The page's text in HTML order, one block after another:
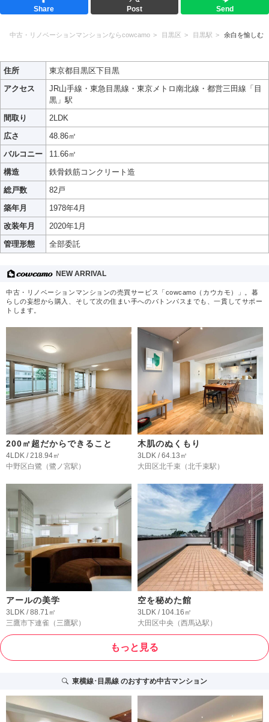
Share Post Send
中古・リノベーションマンションならcowcamo 目黒区 目黒駅 余白を愉しむ
住所
東京都目黒区下目黒
アクセス
JR山手線・東急目黒線・東京メトロ南北線・都営三田線「目
黒」駅
間取り
2LDK
広さ
48.86㎡
バルコニー
11.66㎡
構造
鉄骨鉄筋コンクリート造
総戸数
82戸
築年月
1978年4月
改装年月
2020年1月
管理形態
全部委託
NEW ARRIVAL
中古・リノベーションマンションの売買サービス「cowcamo（カウカモ）」。暮
らしの妄想から購入、そして次の住まい手へのバトンパスまでも、一貫してサポー
トします。
200㎡超だからできること
4LDK / 218.94㎡
中野区白鷺 （鷺ノ宮駅）
木肌のぬくもり
3LDK / 64.13㎡
大田区北千束 （北千束駅）
アールの美学
3LDK / 88.71㎡
三鷹市下連雀 （三鷹駅）
空を秘めた館
3LDK / 104.16㎡
大田区中央 （西馬込駅）
もっと見る
東横線･目黒線のおすすめ中古マンション